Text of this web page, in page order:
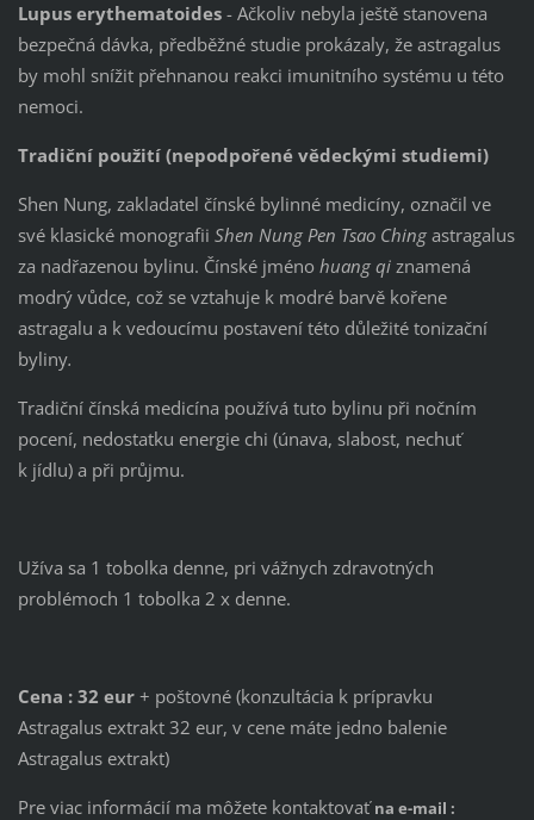
Lupus erythematoides - Ačkoliv nebyla ještě stanovena
bezpečná dávka, předběžné studie prokázaly, že astragalus
by mohl snížit přehnanou reakci imunitního systému u této
nemoci.
Tradiční použití (nepodpořené vědeckými studiemi)
Shen Nung, zakladatel čínské bylinné medicíny, označil ve
své klasické monografii Shen Nung Pen Tsao Chingastragalus
za nadřazenou bylinu. Čínské jméno huang qi znamená
modrý vůdce, což se vztahuje k modré barvě kořene
astragalu a k vedoucímu postavení této důležité tonizační
byliny.
Tradiční čínská medicína používá tuto bylinu při nočním
pocení, nedostatku energie chi (únava, slabost, nechuť
k jídlu) a při průjmu.
Užíva sa 1 tobolka denne, pri vážnych zdravotných
problémoch 1 tobolka 2 x denne.
Cena : 32 eur+ poštovné (konzultácia k prípravku
Astragalus extrakt 32 eur, v cene máte jedno balenie
Astragalus extrakt)
Pre viac informácií ma môžete kontaktovaťna e-mail :